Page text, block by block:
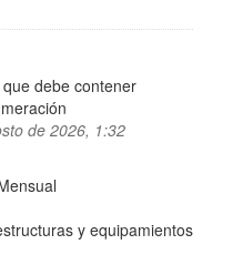
debe contener
de 2026, 1:32
y equipamientos